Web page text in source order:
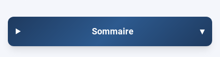
Sommaire ▾